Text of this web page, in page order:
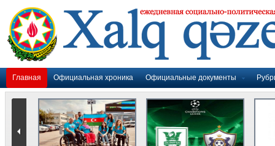
Главная Официальная хроника Официальные документы